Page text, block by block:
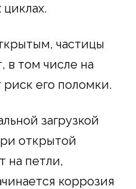
частицы
в том числе на
его поломки.
загрузкой
открытой
на петли,
коррозия